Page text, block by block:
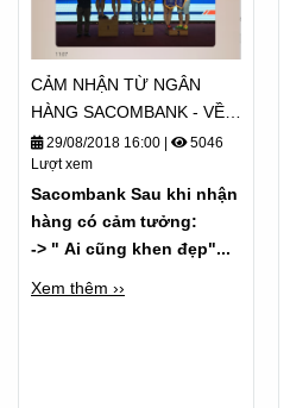
CẢM NHẬN TỪ NGÂN
HÀNG SACOMBANK - VỀ
TÂN NHẬT MINH
29/08/2018 16:00 |
5046
Lượt xem
Sacombank Sau khi nhận
hàng có cảm tưởng:
-> " Ai cũng khen đẹp"...
Xem thêm ››